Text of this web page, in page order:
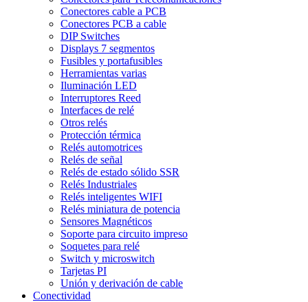
Conectores cable a PCB
Conectores PCB a cable
DIP Switches
Displays 7 segmentos
Fusibles y portafusibles
Herramientas varias
Iluminación LED
Interruptores Reed
Interfaces de relé
Otros relés
Protección térmica
Relés automotrices
Relés de señal
Relés de estado sólido SSR
Relés Industriales
Relés inteligentes WIFI
Relés miniatura de potencia
Sensores Magnéticos
Soporte para circuito impreso
Soquetes para relé
Switch y microswitch
Tarjetas PI
Unión y derivación de cable
Conectividad